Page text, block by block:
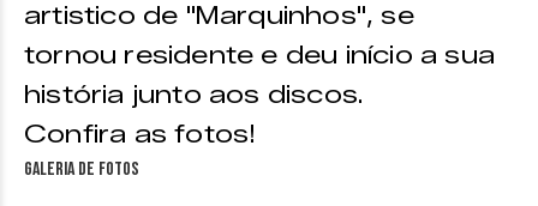
artistico de "Marquinhos", se
tornou residente e deu início a sua
história junto aos discos.
Confira as fotos!
Galeria de fotos